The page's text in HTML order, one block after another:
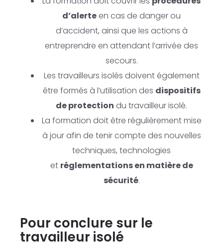
d’alerte en cas de danger ou
d’accident, ainsi que les actions à
entreprendre en attendant l’arrivée des
secours.
Les travailleurs isolés doivent également
être formés à l’utilisation des dispositifs
de protection du travailleur isolé.
La formation doit être régulièrement mise
à jour afin de tenir compte des nouvelles
techniques, technologies
et réglementations en matière de
sécurité.
Pour conclure sur le
travailleur isolé